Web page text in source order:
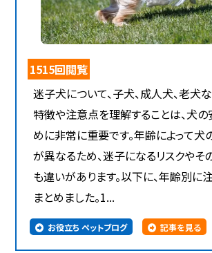
1515回閲覧
迷子犬について、子犬、成人犬、老犬
特徴や注意点を理解することは、犬
めに非常に重要です。年齢によって
が異なるため、迷子になるリスクやそ
も違いがあります。以下に、年齢別に
まとめました。1...
お役立ち ペットブログ 記事を見る